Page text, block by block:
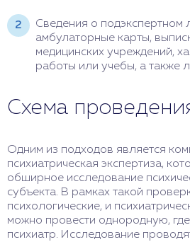
Сведения о подэкспертном
амбулаторные карты,
медицинских учреждений,
работы или учебы, а также
Схема
Одним из подходов является
психиатрическая экспертиза,
обширное исследование
субъекта. В рамках такой
психологические, и
можно провести однородную, где
психиатр. Исследование